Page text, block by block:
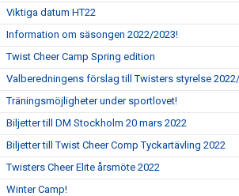
Viktiga datum HT22
Information om säsongen 2022/2023!
Twist Cheer Camp Spring edition
Valberedningens förslag till Twisters styrelse
Träningsmöjligheter under sportlovet!
Biljetter till DM Stockholm 20 mars 2022
Biljetter till Twist Cheer Comp Tyckartävling 2022
Twisters Cheer Elite årsmöte 2022
Winter Camp!